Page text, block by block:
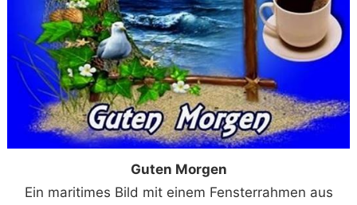
Guten Morgen
Ein maritimes Bild mit einem Fensterrahmen aus